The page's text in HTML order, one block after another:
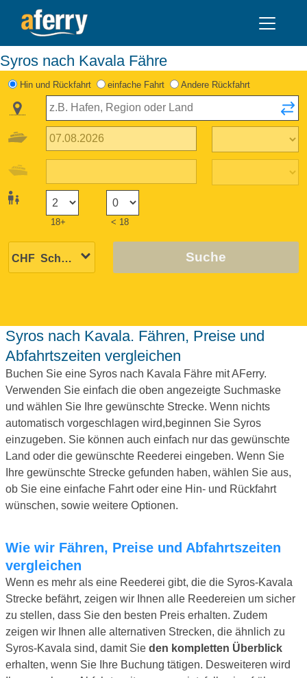
Syros nach Kavala Fähre
Hin und Rückfahrt einfache Fahrt Andere Rückfahrt
18+ < 18
Suche
Syros nach Kavala. Fähren, Preise und
Abfahrtszeiten vergleichen
Buchen Sie eine Syros nach Kavala Fähre mit AFerry.
Verwenden Sie einfach die oben angezeigte Suchmaske
und wählen Sie Ihre gewünschte Strecke. Wenn nichts
automatisch vorgeschlagen wird,beginnen Sie Syros
einzugeben. Sie können auch einfach nur das gewünschte
Land oder die gewünschte Reederei eingeben. Wenn Sie
Ihre gewünschte Strecke gefunden haben, wählen Sie aus,
ob Sie eine einfache Fahrt oder eine Hin- und Rückfahrt
wünschen, sowie weitere Optionen.
Wie wir Fähren, Preise und Abfahrtszeiten
vergleichen
Wenn es mehr als eine Reederei gibt, die die Syros-Kavala
Strecke befährt, zeigen wir Ihnen alle Reedereien um sicher
zu stellen, dass Sie den besten Preis erhalten. Zudem
zeigen wir Ihnen alle alternativen Strecken, die ähnlich zu
Syros-Kavala sind, damit Sie den kompletten Überblick
erhalten, wenn Sie Ihre Buchung tätigen. Desweiteren wird